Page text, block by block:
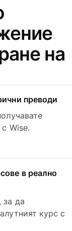
на
преводи
с Wise.
в реално
за да
курс с